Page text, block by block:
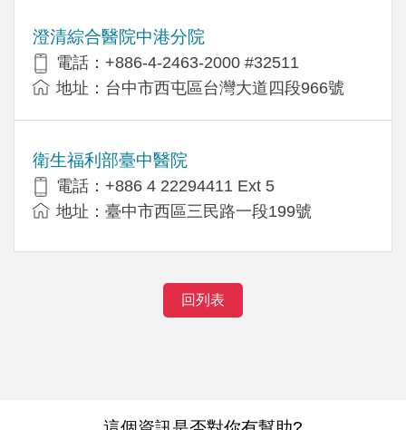
澄清綜合醫院中港分院
電話：+886-4-2463-2000 #32511
地址：台中市西屯區台灣大道四段966號
衛生福利部臺中醫院
電話：+886 4 22294411 Ext 5
地址：臺中市西區三民路一段199號
回列表